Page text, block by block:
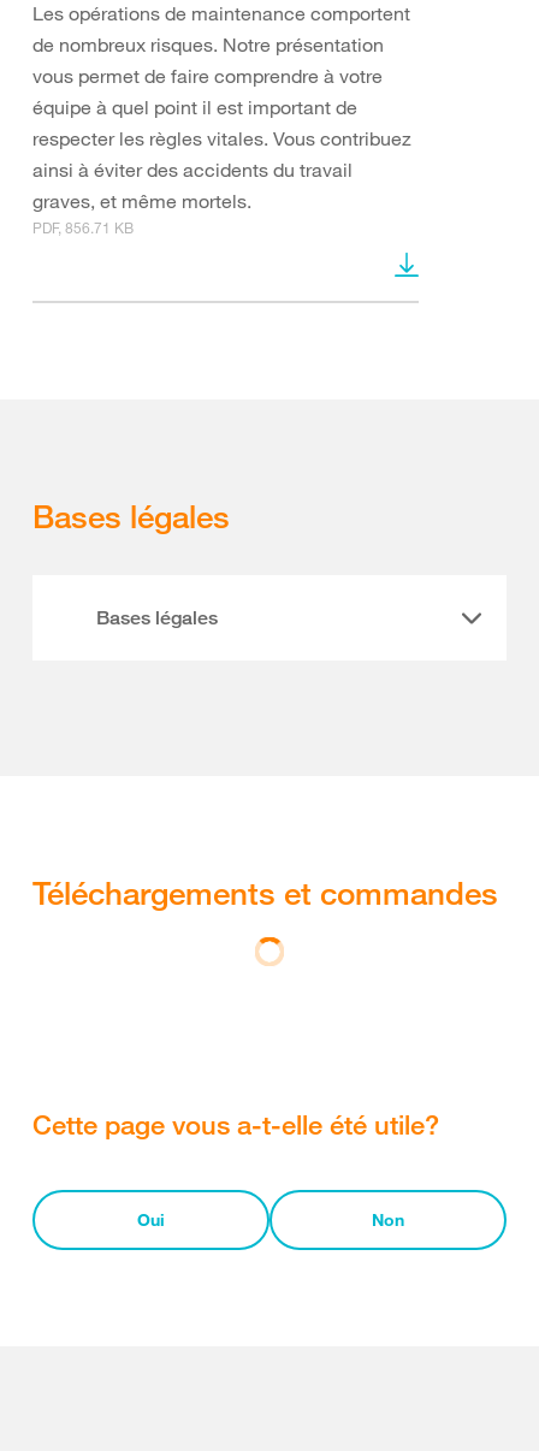
Les opérations de maintenance comportent
de nombreux risques. Notre présentation
vous permet de faire comprendre à votre
équipe à quel point il est important de
respecter les règles vitales. Vous contribuez
ainsi à éviter des accidents du travail
graves, et même mortels.
PDF, 856.71 KB
Bases légales
Bases légales
Téléchargements et commandes
Cette page vous a-t-elle été utile?
Oui Non